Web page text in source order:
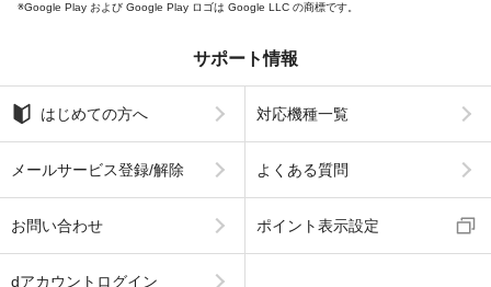
Google Play および Google Play ロゴは Google LLC の商標です。
サポート情報
はじめての方へ 対応機種一覧
メールサービス登録/解除 よくある質問
お問い合わせ ポイント表示設定
dアカウントログイン